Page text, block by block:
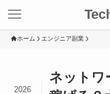
ホーム エンジニア副業
ネットワ
2026